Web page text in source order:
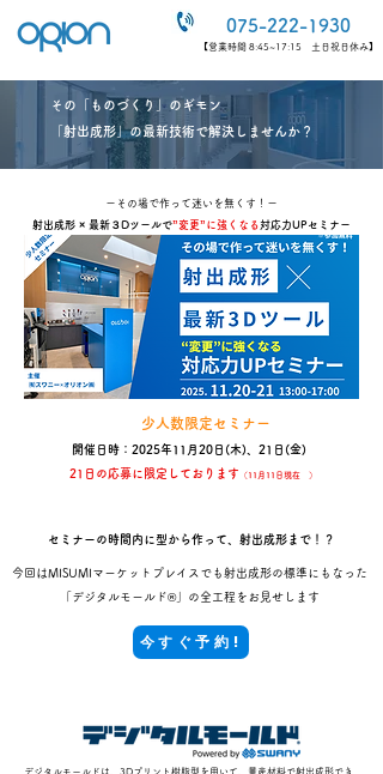
075-222-1930
【営業時間 8:45~17:15 土日祝日休み】
​ その「ものづくり」のギモン
「射出成形」の最新技術で解決しませんか？
​ーその場で作って迷いを無くす！ー
射出成形 × 最新３Dツールで”変更”に強くなる対応力UPセミナー
少人数限定セミナー
開催日時：2025年11月20日(木)、21日(金)
21日の応募に限定しております （11月11日現在 ）
セミナーの時間内に型から作って、射出成形まで！？
今回はMISUMIマーケットプレイスでも射出成形の標準に もなった
「デジタルモールド®」の全工程をお見せします
今すぐ予約!
デジタルモールドは、3Dプリント樹脂型を用いて、量産材料で射出成形でき